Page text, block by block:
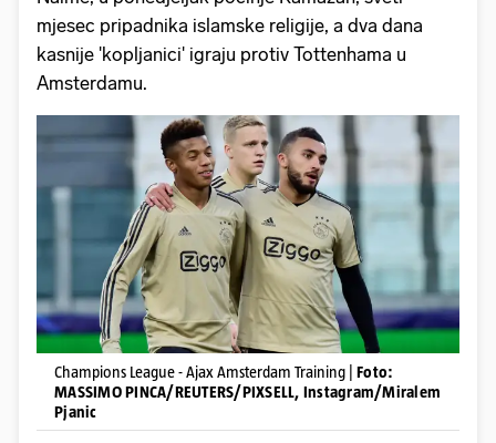
mjesec pripadnika islamske religije, a dva dana
kasnije 'kopljanici' igraju protiv Tottenhama u
Amsterdamu.
Champions League - Ajax Amsterdam Training | Foto:
MASSIMO PINCA/REUTERS/PIXSELL, Instagram/Miralem
Pjanic